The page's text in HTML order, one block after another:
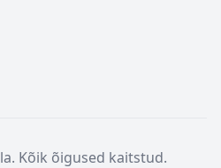
Kõik õigused kaitstud.